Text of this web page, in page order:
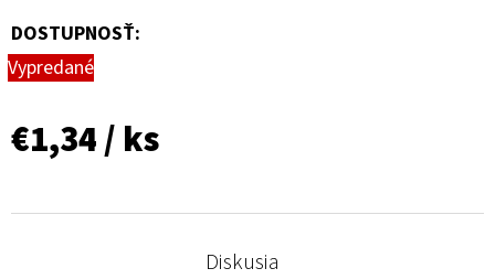
DOSTUPNOSŤ:
Vypredané
€1,34/ ks
Diskusia